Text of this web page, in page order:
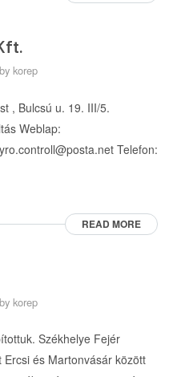
by korep
, Bulcsú u. 19. III/5.
Weblap:
Telefon:
READ MORE
by korep
Székhelye Fejér
és Martonvásár között